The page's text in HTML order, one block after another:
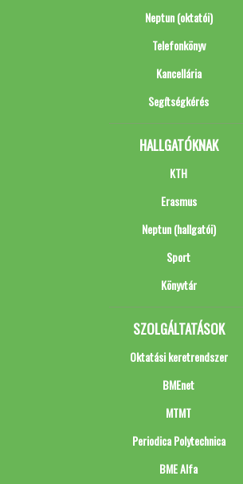
Neptun (oktatói)
Telefonkönyv
Kancellária
Segítségkérés
HALLGATÓKNAK
KTH
Erasmus
Neptun (hallgatói)
Sport
Könyvtár
SZOLGÁLTATÁSOK
Oktatási keretrendszer
BMEnet
MTMT
Periodica Polytechnica
BME Alfa